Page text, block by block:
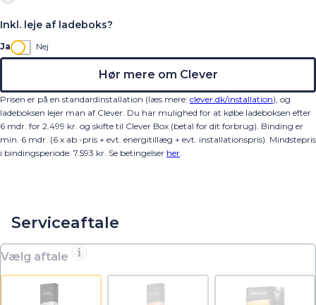
Inkl. leje af ladeboks?
Ja Nej
Hør mere om Clever
Prisen er på en standardinstallation (læs mere: clever.dk/installation), og
ladeboksen lejer man af Clever. Du har mulighed for at købe ladeboksen efter
6 mdr. for 2.499 kr. og skifte til Clever Box (betal for dit forbrug). Binding er
min. 6 mdr. (6 x ab.-pris + evt. energitillæg + evt. installationspris). Mindstepris
i bindingsperiode: 7.593 kr. Se betingelser her
Serviceaftale
Vælg aftale